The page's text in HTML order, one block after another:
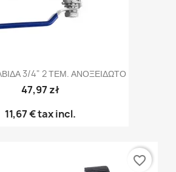
3/4" 2 ΤΕΜ. ΑΝΟΞΕΙΔΩΤΟ
47,97 zł
11,67 €tax incl.
favorite_border